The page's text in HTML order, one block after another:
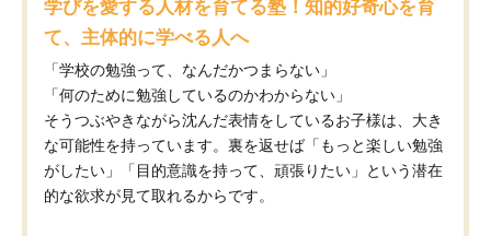
学びを愛する人材を育てる塾！知的好奇心を育
て、主体的に学べる人へ
「学校の勉強って、なんだかつまらない」
「何のために勉強しているのかわからない」
そうつぶやきながら沈んだ表情をしているお子様は、大き
な可能性を持っています。裏を返せば「もっと楽しい勉強
がしたい」「目的意識を持って、頑張りたい」という潜在
的な欲求が見て取れるからです。